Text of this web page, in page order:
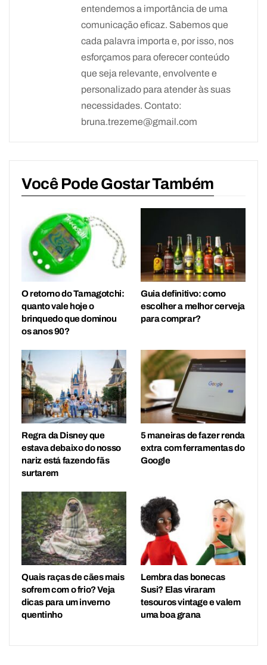
entendemos a importância de uma
comunicação eficaz. Sabemos que
cada palavra importa e, por isso, nos
esforçamos para oferecer conteúdo
que seja relevante, envolvente e
personalizado para atender às suas
necessidades. Contato:
bruna.trezeme@gmail.com
Você Pode Gostar Também
O retorno do Tamagotchi:
quanto vale hoje o
brinquedo que dominou
os anos 90?
Guia definitivo: como
escolher a melhor cerveja
para comprar?
Regra da Disney que
estava debaixo do nosso
nariz está fazendo fãs
surtarem
5 maneiras de fazer renda
extra com ferramentas do
Google
Quais raças de cães mais
sofrem com o frio? Veja
dicas para um inverno
quentinho
Lembra das bonecas
Susi? Elas viraram
tesouros vintage e valem
uma boa grana